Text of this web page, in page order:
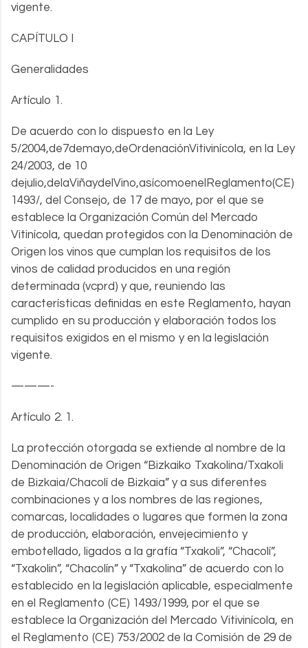
vigente.
CAPÍTULO I
Generalidades
Artículo 1.
De acuerdo con lo dispuesto en la Ley
5/2004,de7demayo,deOrdenaciónVitivinícola, en la Ley
24/2003, de 10
dejulio,delaViñaydelVino,asícomoenelReglamento(CE)
1493/, del Consejo, de 17 de mayo, por el que se
establece la Organización Común del Mercado
Vitinícola, quedan protegidos con la Denominación de
Origen los vinos que cumplan los requisitos de los
vinos de calidad producidos en una región
determinada (vcprd) y que, reuniendo las
características definidas en este Reglamento, hayan
cumplido en su producción y elaboración todos los
requisitos exigidos en el mismo y en la legislación
vigente.
———-
Artículo 2. 1.
La protección otorgada se extiende al nombre de la
Denominación de Origen “Bizkaiko Txakolina/Txakoli
de Bizkaia/Chacolí de Bizkaia” y a sus diferentes
combinaciones y a los nombres de las regiones,
comarcas, localidades o lugares que formen la zona
de producción, elaboración, envejecimiento y
embotellado, ligados a la grafía “Txakoli”, “Chacolí”,
“Txakolin”, “Chacolín” y “Txakolina” de acuerdo con lo
establecido en la legislación aplicable, especialmente
en el Reglamento (CE) 1493/1999, por el que se
establece la Organización del Mercado Vitivinícola, en
el Reglamento (CE) 753/2002 de la Comisión de 29 de